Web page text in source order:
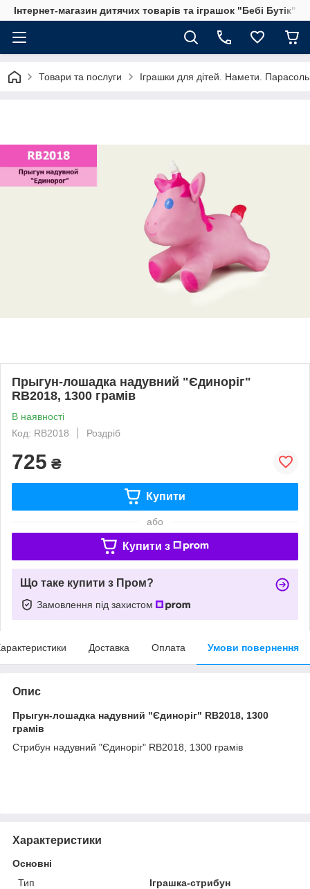
Інтернет-магазин дитячих товарів та іграшок "Бебі Бутік"
Товари та послуги Іграшки для дітей. Намети.
Прыгун-лошадка надувний "Єдиноріг"
RB2018, 1300 грамів
В наявності
Код: RB2018
Роздріб
725 ₴
Купити
або
Купити з
Що таке купити з Пром?
Замовлення під захистом
Доставка Оплата Умови повернення
Опис
Прыгун-лошадка надувний "Єдиноріг" RB2018, 1300
грамів
Стрибун надувний "Єдиноріг" RB2018, 1300 грамів
Характеристики
Основні
Тип
Іграшка-стрибун